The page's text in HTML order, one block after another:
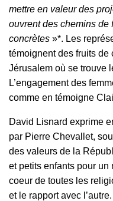
mettre en valeur des
ouvrent des chemins de
concrètes »*. Les
témoignent des fruits de
Jérusalem où se trouve
L’engagement des
comme en témoigne
David Lisnard exprime
par Pierre Chevallet,
des valeurs de la
et petits enfants pour un
coeur de toutes les
et le rapport avec